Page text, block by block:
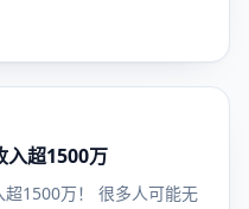
入超1500万
1500万！ 很多人可能无